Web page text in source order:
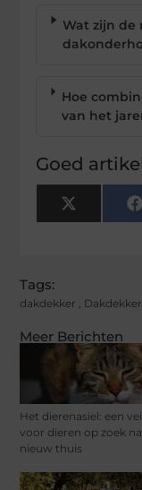
Meer Berichten
Het dierenasiel: een
voor dieren op zoek
nieuw thuis
Wat zijn de
Hoe
van het
Goed
X
(Twitter)
Tags:
dakdekker